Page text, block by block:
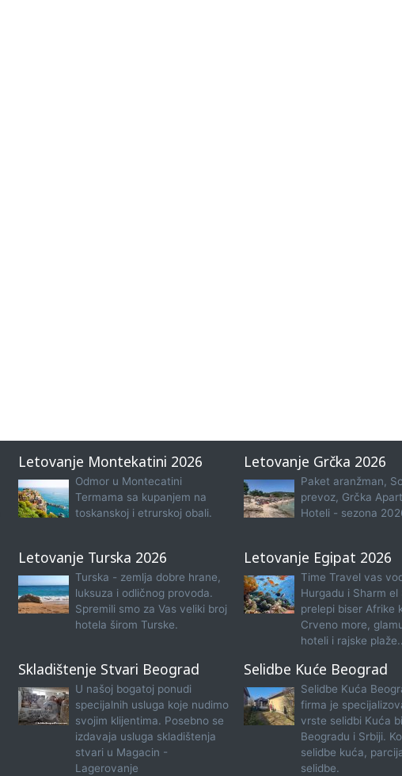
Letovanje Montekatini 2026
Odmor u Montecatini
Termama sa kupanjem na
toskanskoj i etrurskoj obali.
Letovanje Grčka 2026
Paket aranžman,
prevoz, Grčka
Hoteli - sezona
Letovanje Turska 2026
Turska - zemlja dobre hrane,
luksuza i odličnog provoda.
Spremili smo za Vas veliki broj
hotela širom Turske.
Letovanje Egipat 2026
Time Travel vas
Hurgadu i Sharm el
prelepi biser Afrike
Crveno more,
hoteli i rajske
Skladištenje Stvari Beograd
U našoj bogatoj ponudi
specijalnih usluga koje nudimo
svojim klijentima. Posebno se
izdavaja usluga skladištenja
stvari u Magacin -
Lagerovanje
Selidbe Kuće Beograd
Selidbe Kuća
firma je
vrste selidbi Kuća
Beogradu i Srbiji.
selidbe kuća,
selidbe.